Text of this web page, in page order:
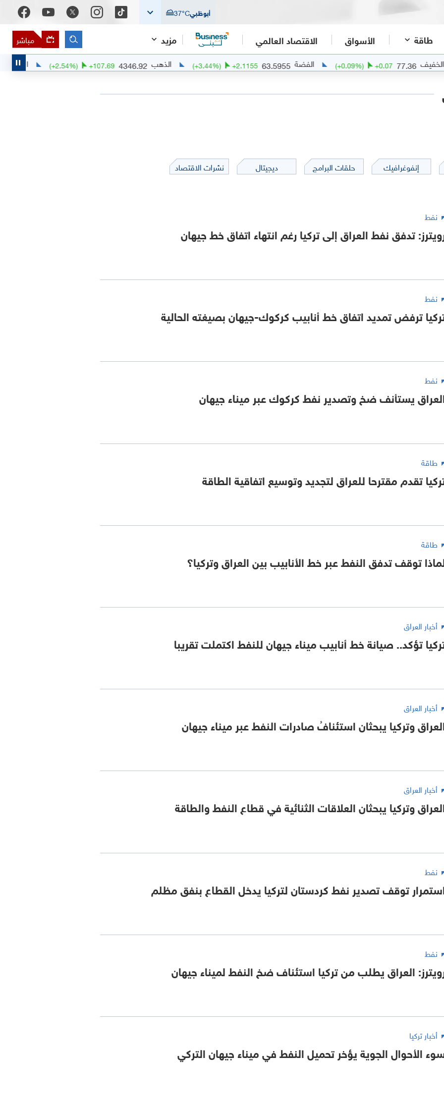
أبوظبي 37°C
طاقة الأسواق الاقتصاد العالمي مزيد
مباشر
77.36
+0.07
(+0.09%) الفضة 63.5955
+2.1155
(+3.44%) الذهب 4346.92
+107.69
(+2.54%) البلاديوم
إنفوغرافيك حلقات البرامج ديجيتال نشرات الاقتصاد
نفط
تدفق نفط العراق إلى تركيا رغم انتهاء اتفاق خط جيهان
نفط
ترفض تمديد اتفاق خط أنابيب كركوك-جيهان بصيغته الحالية
نفط
يستأنف ضخ وتصدير نفط كركوك عبر ميناء جيهان
طاقة
تقدم مقترحا للعراق لتجديد وتوسيع اتفاقية الطاقة
طاقة
توقف تدفق النفط عبر خط الأنابيب بين العراق وتركيا؟
أخبار العراق
تؤكد.. صيانة خط أنابيب ميناء جيهان للنفط اكتملت تقريبا
أخبار العراق
وتركيا يبحثان استئنافُ صادرات النفط عبر ميناء جيهان
أخبار العراق
وتركيا يبحثان العلاقات الثنائية في قطاع النفط والطاقة
نفط
توقف تصدير نفط كردستان لتركيا يدخل القطاع بنفق مظلم
نفط
العراق يطلب من تركيا استئناف ضخ النفط لميناء جيهان
أخبار تركيا
الأحوال الجوية يؤخر تحميل النفط في ميناء جيهان التركي